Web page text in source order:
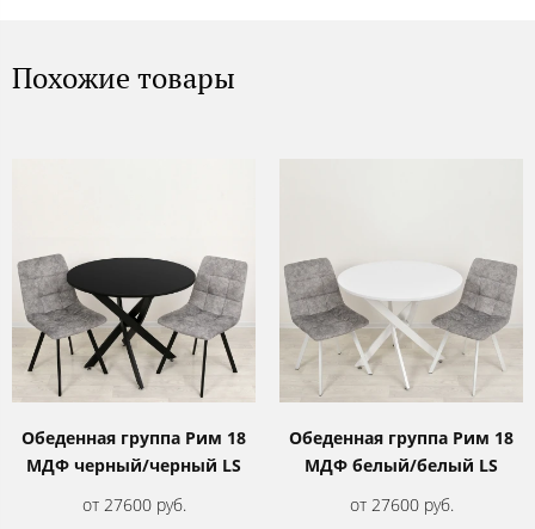
Похожие товары
Обеденная группа Рим 18
МДФ черный/черный LS
от 27600 руб.
Обеденная группа Рим 18
МДФ белый/белый LS
от 27600 руб.